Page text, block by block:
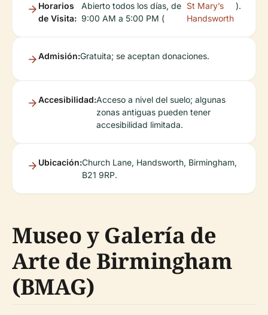
Horarios
de Visita:
Abierto todos los días, de
9:00 AM a 5:00 PM (
St Mary’s
Handsworth
).
Admisión:Gratuita; se aceptan donaciones.
Accesibilidad:Acceso a nivel del suelo; algunas
zonas antiguas pueden tener
accesibilidad limitada.
Ubicación:Church Lane, Handsworth, Birmingham,
B21 9RP.
Museo y Galería de
Arte de Birmingham
(BMAG)